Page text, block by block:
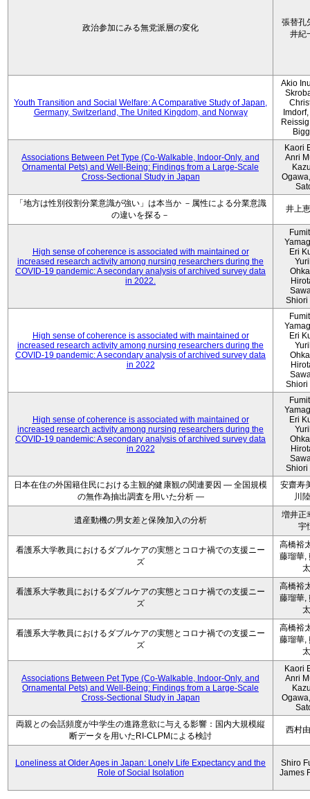
政治参加にみる無党派層の変化
張替孔
井紀
Youth Transition and Social Welfare: A Comparative Study of Japan,
Germany, Switzerland, The United Kingdom, and Norway
Akio
Associations Between Pet Type (Co-Walkable, Indoor-Only, and
Ornamental Pets) and Well-Being: Findings from a Large-Scale
Cross-Sectional Study in Japan
Kaori
Anri
「地方は性別役割分業意識が強い」は本当か －属性による分業意識
の違いを探る－
井上
High sense of coherence is associated with maintained or
increased research activity among nursing researchers during the
COVID-19 pandemic: A secondary analysis of archived survey data
in 2022.
Eri
Shiori
High sense of coherence is associated with maintained or
increased research activity among nursing researchers during the
COVID-19 pandemic: A secondary analysis of archived survey data
in 2022
Eri
Shiori
High sense of coherence is associated with maintained or
increased research activity among nursing researchers during the
COVID-19 pandemic: A secondary analysis of archived survey data
in 2022
Eri
Shiori
日本在住の外国籍住民における主観的健康観の関連要因 ― 全国規模
の無作為抽出調査を用いた分析 ―
安齋寿
川
遺産動機の男女差と保険加入の分析
増井正
宇
看護系大学教員におけるダブルケアの実態とコロナ禍での支援ニー
ズ
高橋裕
藤瑠華,
太
看護系大学教員におけるダブルケアの実態とコロナ禍での支援ニー
ズ
高橋裕
藤瑠華,
太
看護系大学教員におけるダブルケアの実態とコロナ禍での支援ニー
ズ
高橋裕
藤瑠華,
太
Associations Between Pet Type (Co-Walkable, Indoor-Only, and
Ornamental Pets) and Well-Being: Findings from a Large-Scale
Cross-Sectional Study in Japan
Kaori
Anri
両親との会話頻度が中学生の進路意欲に与える影響：国内大規模縦
断データを用いたRI-CLPMによる検討
西村
Loneliness at Older Ages in Japan: Lonely Life Expectancy and the
Role of Social Isolation
Shiro
James